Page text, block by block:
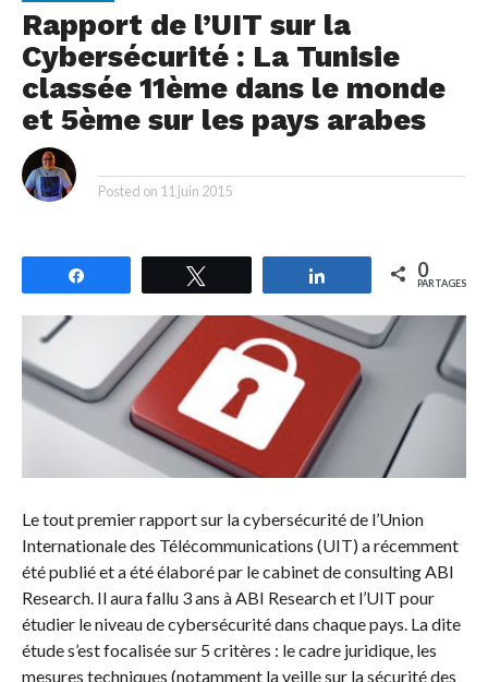
Rapport de l’UIT sur la
Cybersécurité : La Tunisie
classée 11ème dans le monde
et 5ème sur les pays arabes
Posted on 11 juin 2015
Partagez 0
PARTAGES
Le tout premier rapport sur la cybersécurité de l’Union
Internationale des Télécommunications (UIT) a récemment
été publié et a été élaboré par le cabinet de consulting ABI
Research. Il aura fallu 3 ans à ABI Research et l’UIT pour
étudier le niveau de cybersécurité dans chaque pays. La dite
étude s’est focalisée sur 5 critères : le cadre juridique, les
mesures techniques (notamment la veille sur la sécurité des